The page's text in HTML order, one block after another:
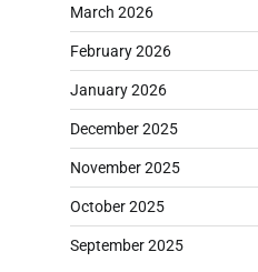
March 2026
February 2026
January 2026
December 2025
November 2025
October 2025
September 2025